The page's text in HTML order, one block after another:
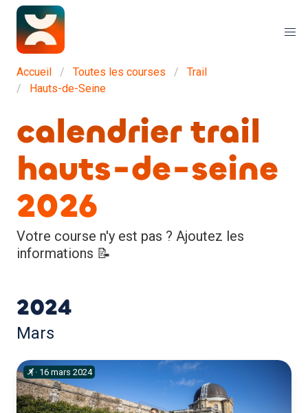
Accueil Toutes les courses
Trail
Hauts-de-Seine
calendrier trail
hauts-de-seine
2026
Votre course n'y est pas ? Ajoutez les
informations 📝
2024
Mars
· 16 mars 2024